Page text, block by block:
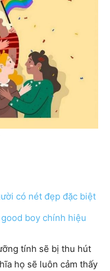
có nét đẹp đặc biệt
boy chính hiệu
tính sẽ bị thu hút
họ sẽ luôn cảm thấy